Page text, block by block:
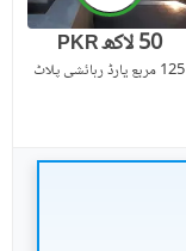
PKR 50 لاکھ
125 مربع یارڈ رہائشی پلاٹ